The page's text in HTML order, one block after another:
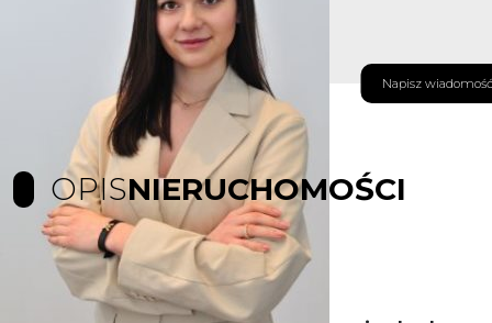
Napisz wiadomość
OPISNIERUCHOMOŚCI